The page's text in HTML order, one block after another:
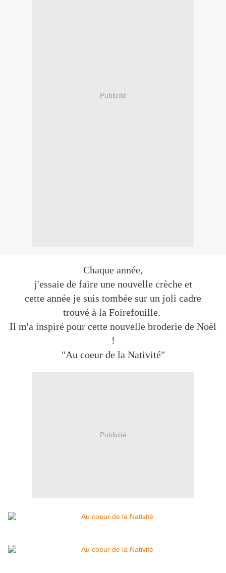
Publicité
Chaque année,
j'essaie de faire une nouvelle crèche et
cette année je suis tombée sur un joli cadre
trouvé à la Foirefouille.
Il m'a inspiré pour cette nouvelle broderie de Noël
!
"Au coeur de la Nativité"
Publicité